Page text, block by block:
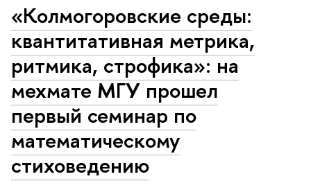
«Колмогоровские среды:
квантитативная метрика,
ритмика, строфика»: на
мехмате МГУ прошел
первый семинар по
математическому
стиховедению